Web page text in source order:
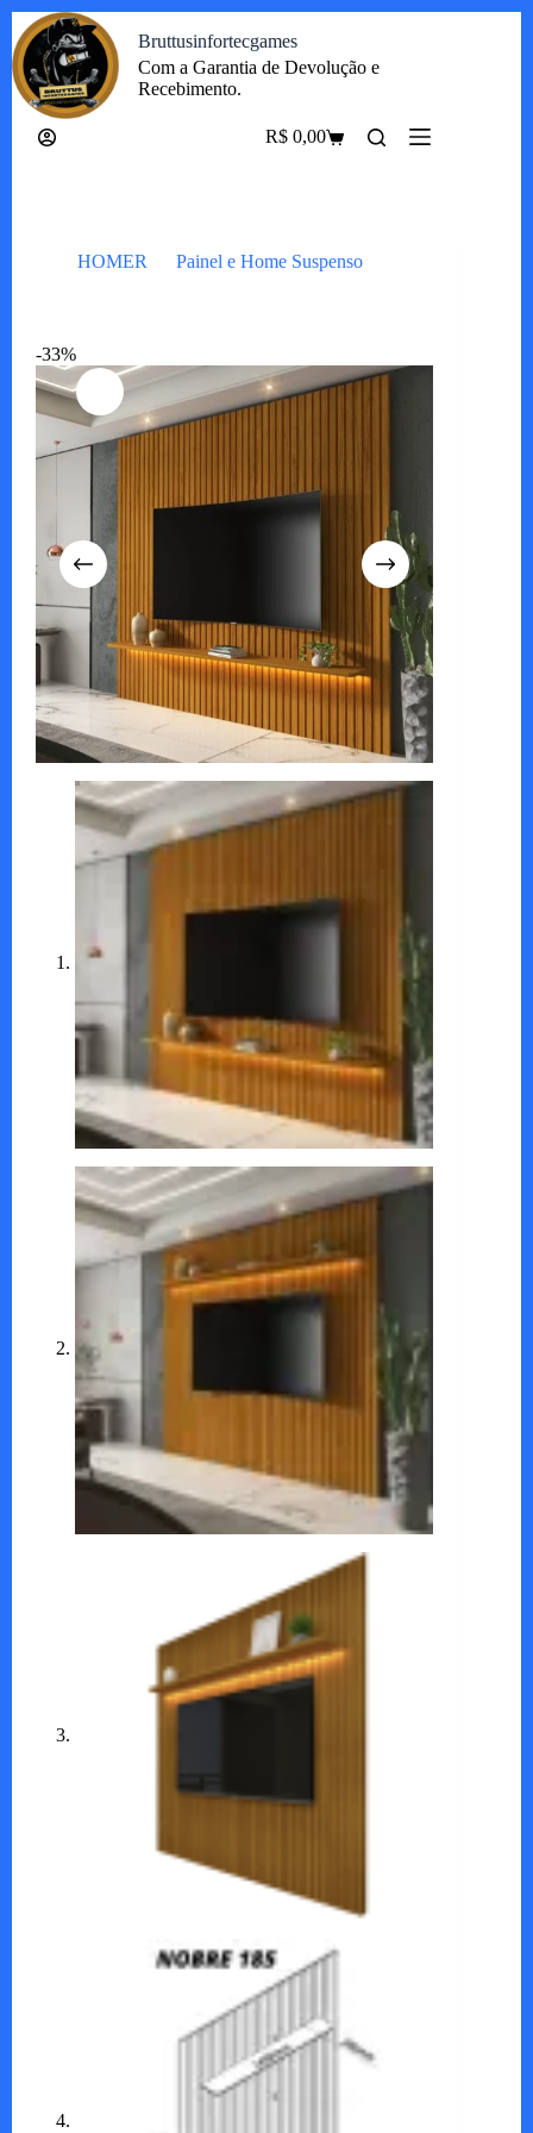
Pular
para
o
conteúdo
Bruttusinfortecgames
Com a Garantia de Devolução e
Recebimento.
Carrinho
R$0,00
HOMER
Painel e Home Suspenso
-33%